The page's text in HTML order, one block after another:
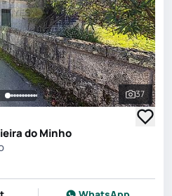
See all
37
do Minho